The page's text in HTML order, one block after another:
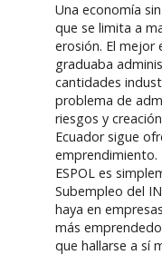
Una economía
que se limita a
erosión. El mejor
graduaba
cantidades
problema de
riesgos y
Ecuador sigue
emprendimiento.
ESPOL es
Subempleo del
haya en
más
que hallarse a sí